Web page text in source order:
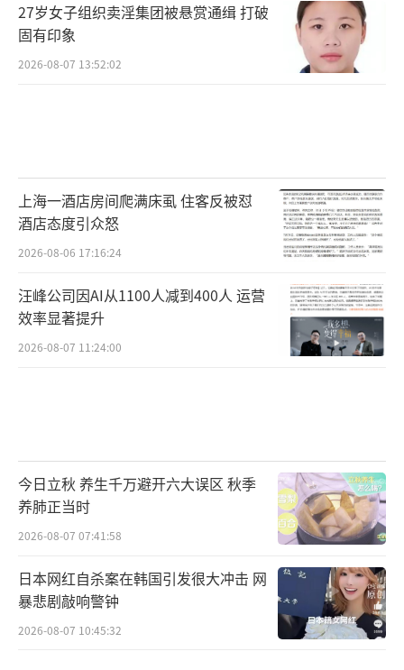
27岁女子组织卖淫集团被悬赏通缉 打破
固有印象
2026-08-07 13:52:02
上海一酒店房间爬满床虱 住客反被怼
酒店态度引众怒
2026-08-06 17:16:24
汪峰公司因AI从1100人减到400人 运营
效率显著提升
2026-08-07 11:24:00
今日立秋 养生千万避开六大误区 秋季
养肺正当时
2026-08-07 07:41:58
日本网红自杀案在韩国引发很大冲击 网
暴悲剧敲响警钟
2026-08-07 10:45:32